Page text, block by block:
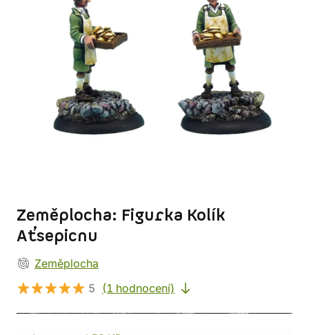
Zeměplocha: Figurka Kolík
Aťsepicnu
Zeměplocha
5
(1 hodnocení)